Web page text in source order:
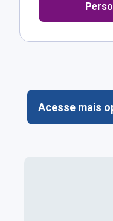
Acesse mais